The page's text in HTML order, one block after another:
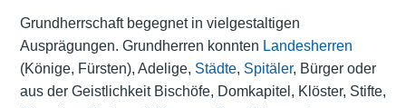
Grundherrschaft begegnet in vielgestaltigen
Ausprägungen. Grundherren konnten Landesherren
(Könige, Fürsten), Adelige, Städte, Spitäler, Bürger oder
aus der Geistlichkeit Bischöfe, Domkapitel , Klöster, Stifte,